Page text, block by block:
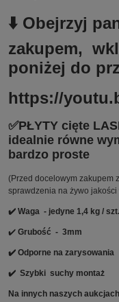
⬇️ Obejrzyj
zakupem,
poniżej do
https://
✅PŁYTY cięte
idealnie równe
bardzo proste
(Przed docelowym zakupem
sprawdzenia na żywo
✔️ Waga - jedyne 1,4 kg / szt.
✔️ Grubość - 3mm
✔️ Odporne na zarysowania
✔️ Szybki suchy montaż
Na innych naszych